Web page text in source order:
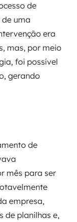
de
uma
era
mas, por meio
foi possível
gerando
de
mês para ser
empresa,
de planilhas e,